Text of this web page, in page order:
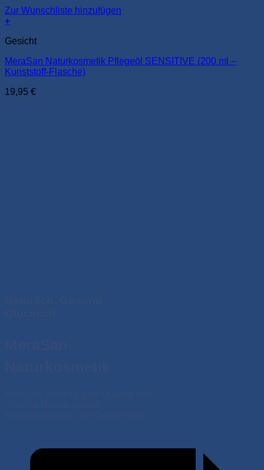
Zur Wunschliste hinzufügen
+
Gesicht
MeraSan Naturkosmetik Pflegeöl SENSITIVE (200 ml –
Kunststoff-Flasche)
19,95 €